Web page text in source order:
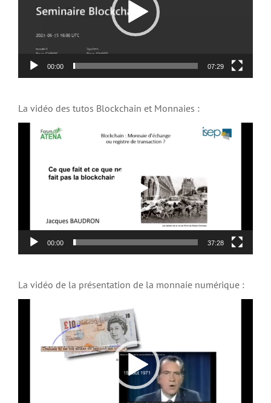
00:00 07:29
La vidéo des tutos Blockchain et Monnaies :
Lecteur
00:00 37:28
La vidéo de la présentation de la monnaie numérique :